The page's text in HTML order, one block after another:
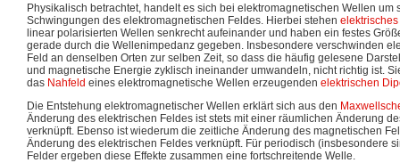
Physikalisch betrachtet, handelt es sich bei elektromagnetischen Wellen um
Schwingungen des elektromagnetischen Feldes. Hierbei stehen elektrisches
linear polarisierten Wellen senkrecht aufeinander und haben ein festes
gerade durch die Wellenimpedanz gegeben. Insbesondere verschwinden
Feld an denselben Orten zur selben Zeit, so dass die häufig gelesene
und magnetische Energie zyklisch ineinander umwandeln, nicht richtig ist.
das Nahfeld eines elektromagnetische Wellen erzeugenden elektrischen
Die Entstehung elektromagnetischer Wellen erklärt sich aus den
Änderung des elektrischen Feldes ist stets mit einer räumlichen Änderung
verknüpft. Ebenso ist wiederum die zeitliche Änderung des magnetischen
Änderung des elektrischen Feldes verknüpft. Für periodisch (insbesondere
Felder ergeben diese Effekte zusammen eine fortschreitende Welle.